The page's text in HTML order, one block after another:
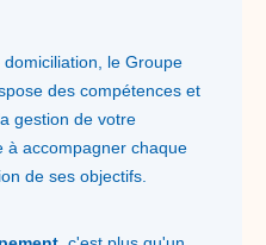
le Groupe
des compétences et
gestion de votre
à accompagner chaque
de ses objectifs.